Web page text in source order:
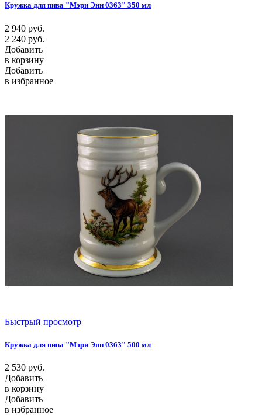
Кружка для пива "Мэри Энн 0363" 350 мл
2 940 руб.
2 240 руб.
Добавить
в корзину
Добавить
в избранное
Быстрый просмотр
Кружка для пива "Мэри Энн 0363" 500 мл
2 530 руб.
Добавить
в корзину
Добавить
в избранное